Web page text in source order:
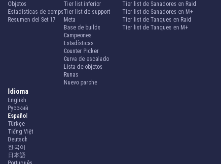
Objetos
Estadísticas de comps
Resumen del Set 17
Tier list inferior
Tier list de support
Meta
Base de builds
Campeones
Estadísticas
Counter Picker
Curva de escalado
Lista de objetos
Runas
Nuevo parche
Tier list de Sanadores en Raid
Tier list de Sanadores en M+
Tier list de Tanques en Raid
Tier list de Tanques en M+
Idioma
English
Русский
Español
Türkçe
Tiếng Việt
Deutsch
한국어
日本語